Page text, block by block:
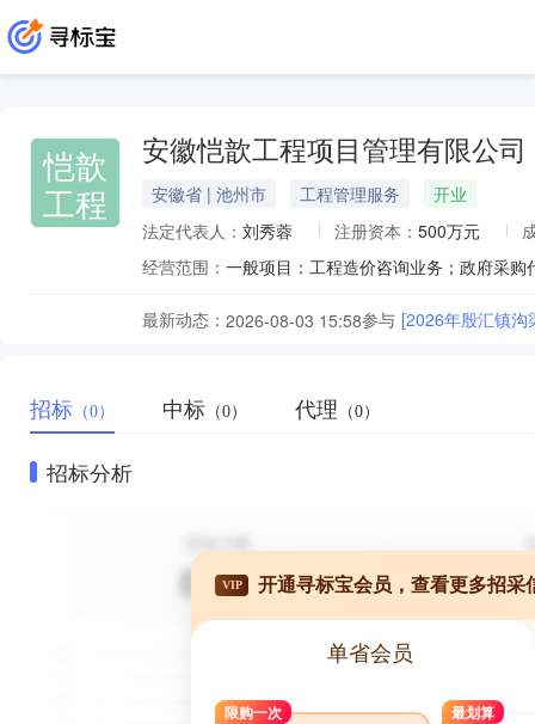
恺歆
工程
安徽恺歆工程项目管理有限公司
安徽省 | 池州市 工程管理服务
开业
法定代表人： 刘秀蓉 注册资本： 500万元
经营范围：
最新动态： 2026-08-03 15:58参与 [2026年殷汇镇沟
招标 （0） 中标 （0） 代理 （0）
招标分析
VIP 开通寻标宝会员，查看更多招采
单省会员
限购一次 最划算